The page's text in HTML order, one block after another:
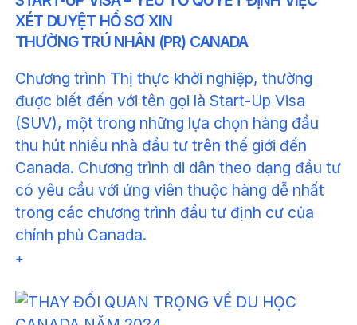
XÉT DUYỆT HỒ SƠ XIN
THƯỜNG TRÚ NHÂN (PR) CANADA
Chương trình Thị thực khởi nghiệp, thường
được biết đến với tên gọi là Start-Up Visa
(SUV), một trong những lựa chọn hàng đầu
thu hút nhiều nhà đầu tư trên thế giới đến
Canada. Chương trình di dân theo dạng đầu tư
có yêu cầu với ứng viên thuộc hàng dễ nhất
trong các chương trình đầu tư định cư của
chính phủ Canada.
+